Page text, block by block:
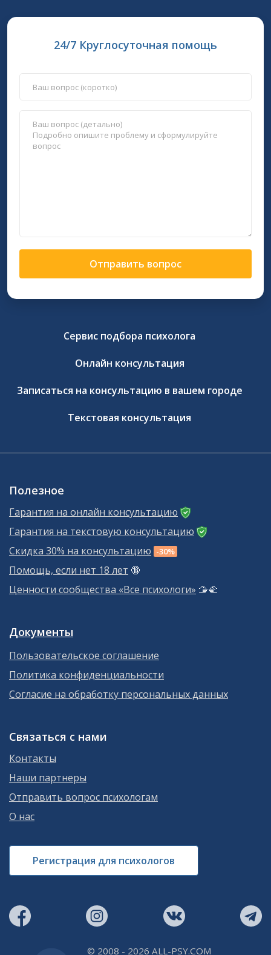
24/7 Круглосуточная помощь
Отправить вопрос
Сервис подбора психолога
Онлайн консультация
Записаться на консультацию в вашем городе
Текстовая консультация
Полезное
Гарантия на онлайн консультацию
Гарантия на текстовую консультацию
Скидка 30% на консультацию -30%
Помощь, если нет 18 лет 🔞
Ценности сообщества «Все психологи» 🫱‍🫲
Документы
Пользовательское соглашение
Политика конфиденциальности
Согласие на обработку персональных данных
Связаться с нами
Контакты
Наши партнеры
Отправить вопрос психологам
О нас
Регистрация для психологов
© 2008 - 2026 ALL-PSY.COM